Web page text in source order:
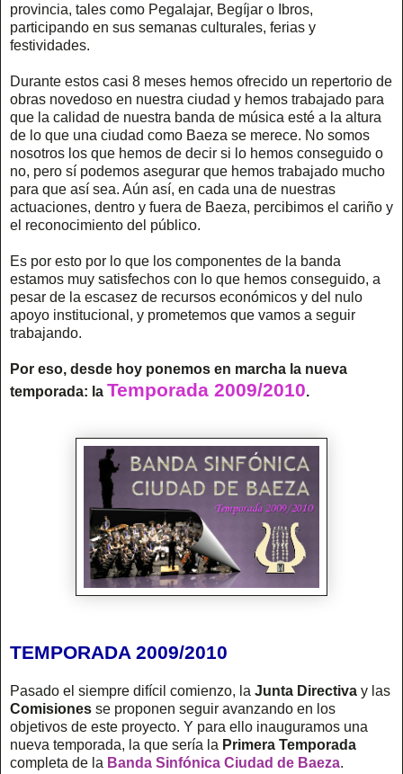
provincia, tales como Pegalajar, Begíjar o Ibros,
participando en sus semanas culturales, ferias y
festividades.
Durante estos casi 8 meses hemos ofrecido un repertorio de
obras novedoso en nuestra ciudad y hemos trabajado para
que la calidad de nuestra banda de música esté a la altura
de lo que una ciudad como Baeza se merece. No somos
nosotros los que hemos de decir si lo hemos conseguido o
no, pero sí podemos asegurar que hemos trabajado mucho
para que así sea. Aún así, en cada una de nuestras
actuaciones, dentro y fuera de Baeza, percibimos el cariño y
el reconocimiento del público.
Es por esto por lo que los componentes de la banda
estamos muy satisfechos con lo que hemos conseguido, a
pesar de la escasez de recursos económicos y del nulo
apoyo institucional, y prometemos que vamos a seguir
trabajando.
Por eso, desde hoy ponemos en marcha la nueva
temporada: la Temporada 2009/2010.
TEMPORADA 2009/2010
Pasado el siempre difícil comienzo, la Junta Directiva y las
Comisiones se proponen seguir avanzando en los
objetivos de este proyecto. Y para ello inauguramos una
nueva temporada, la que sería la Primera Temporada
completa de la Banda Sinfónica Ciudad de Baeza.